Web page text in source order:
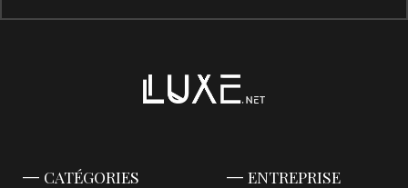
CATÉGORIES ENTREPRISE